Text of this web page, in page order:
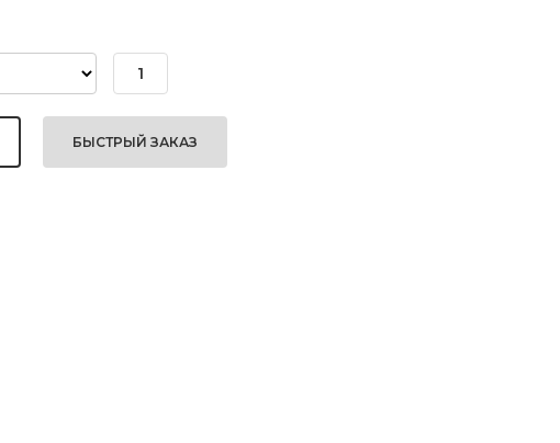
БЫСТРЫЙ ЗАКАЗ